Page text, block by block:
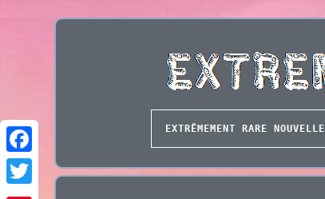
EXTRÊMEMENT RARE NOUVELLE